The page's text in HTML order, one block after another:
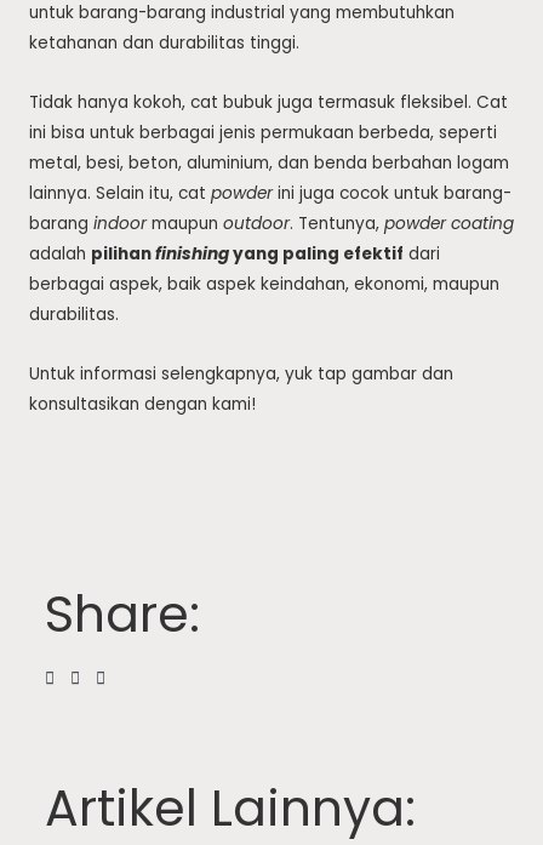
untuk barang-barang industrial yang membutuhkan
ketahanan dan durabilitas tinggi.
Tidak hanya kokoh, cat bubuk juga termasuk fleksibel. Cat
ini bisa untuk berbagai jenis permukaan berbeda, seperti
metal, besi, beton, aluminium, dan benda berbahan logam
lainnya. Selain itu, cat powderini juga cocok untuk barang-
barang indoormaupun outdoor. Tentunya,powder coating
adalah pilihanfinishingyang paling efektif dari
berbagai aspek, baik aspek keindahan, ekonomi, maupun
durabilitas.
Untuk informasi selengkapnya, yuk tap gambar dan
konsultasikan dengan kami!
Share:
Artikel Lainnya: